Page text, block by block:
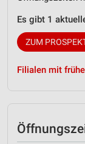
Es gibt 1
ZUM
Filialen mit